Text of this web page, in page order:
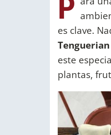
P
es clave.
Tenguerian
este
plantas,